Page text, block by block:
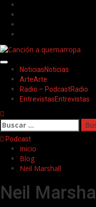
Saltar
contenido
Menú
principal
NoticiasNoticias
ArteArte
Radio – PodcastRadio
EntrevistasEntrevistas
Buscar:
Podcast
Inicio
Blog
Neil Marshall
Neil Marshall